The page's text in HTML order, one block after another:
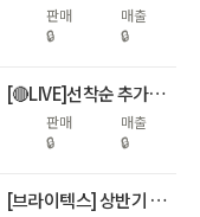
판매
🔒
매출
🔒
[🔴LIVE]선착순 추가할인+최대17%적립!역대급 하기스 브랜드데이🎈
판매
🔒
매출
🔒
[브라이텍스] 상반기 결산, WINNERS FAIR